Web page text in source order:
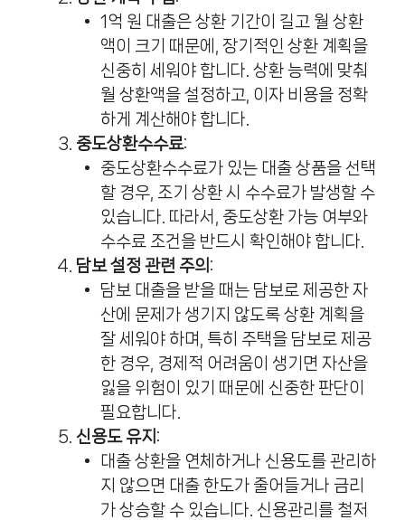
1억 원 대출은 상환 기간이 길고 월 상환
액이 크기 때문에, 장기적인 상환 계획을
신중히 세워야 합니다. 상환 능력에 맞춰
월 상환액을 설정하고, 이자 비용을 정확
하게 계산해야 합니다.
중도상환수수료:
중도상환수수료가 있는 대출 상품을 선택
할 경우, 조기 상환 시 수수료가 발생할 수
있습니다. 따라서, 중도상환 가능 여부와
수수료 조건을 반드시 확인해야 합니다.
담보 설정 관련 주의 :
담보 대출을 받을 때는 담보로 제공한 자
산에 문제가 생기지 않도록 상환 계획을
잘 세워야 하며, 특히 주택을 담보로 제공
한 경우, 경제적 어려움이 생기면 자산을
잃을 위험이 있기 때문에 신중한 판단이
필요합니다.
신용도 유지 :
대출 상환을 연체하거나 신용도를 관리하
지 않으면 대출 한도가 줄어들거나 금리
가 상승할 수 있습니다. 신용관리를 철저